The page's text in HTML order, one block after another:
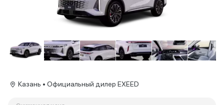
Казань • Официальный дилер EXEED